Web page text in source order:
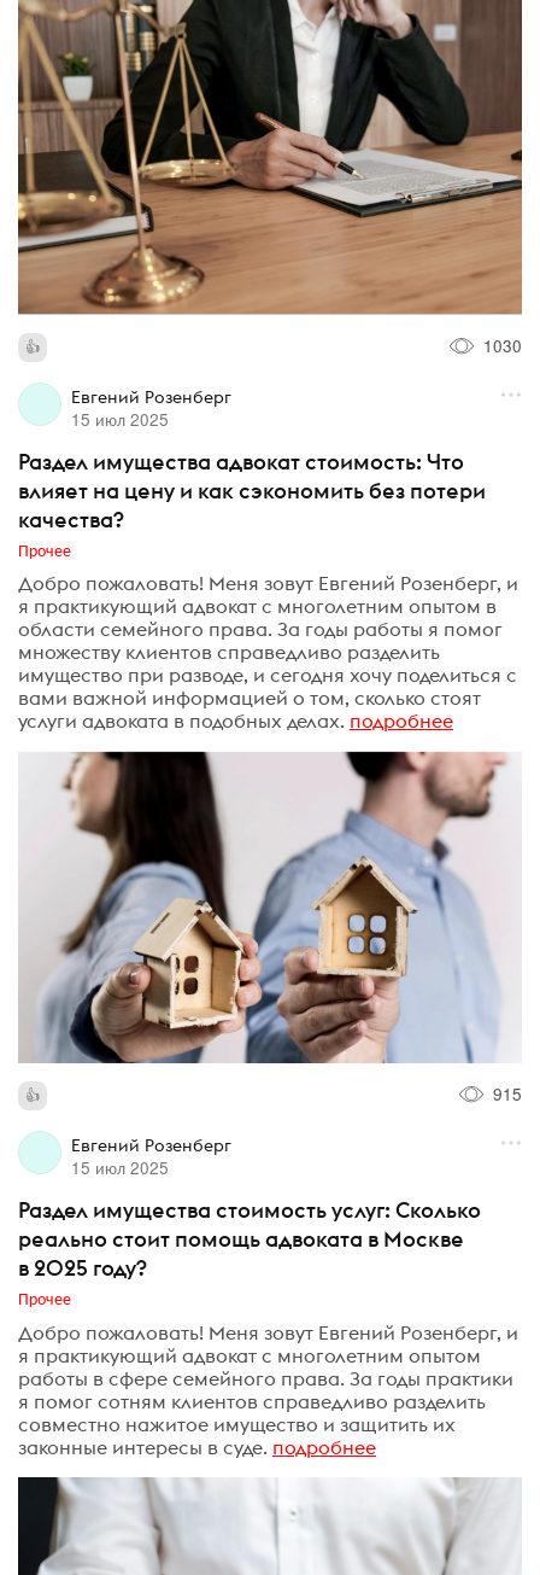
1030
Евгений Розенберг
15 июл 2025
Раздел имущества адвокат стоимость: Что
влияет на цену и как сэкономить без потери
качества?
Прочее
Добро пожаловать! Меня зовут Евгений Розенберг, и
я практикующий адвокат с многолетним опытом в
области семейного права. За годы работы я помог
множеству клиентов справедливо разделить
имущество при разводе, и сегодня хочу поделиться с
вами важной информацией о том, сколько стоят
услуги адвоката в подобных делах. подробнее
915
Евгений Розенберг
15 июл 2025
Раздел имущества стоимость услуг: Сколько
реально стоит помощь адвоката в Москве
в 2025 году?
Прочее
Добро пожаловать! Меня зовут Евгений Розенберг, и
я практикующий адвокат с многолетним опытом
работы в сфере семейного права. За годы практики
я помог сотням клиентов справедливо разделить
совместно нажитое имущество и защитить их
законные интересы в суде. подробнее